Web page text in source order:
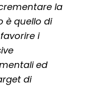
la
è quello di
i
ed
di